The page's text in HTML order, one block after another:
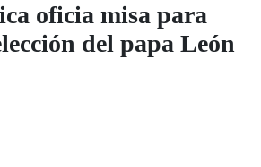
oficia misa para
del papa León